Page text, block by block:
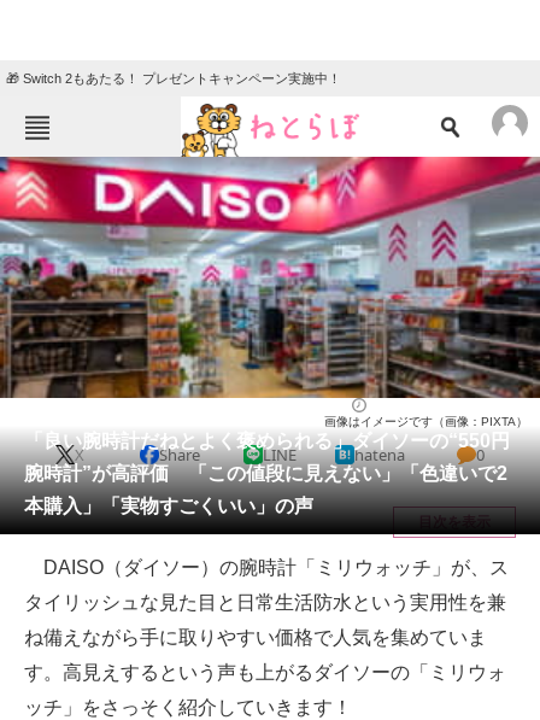
🎁 Switch 2もあたる！ プレゼントキャンペーン実施中！
ねとらぼメニュー
TOP ニュース
エンタメ クイズ
グルメ 地域
住まい 教育・育児
動物 リサーチ
会員記事
メディア
注目記事を集めた総合ページ
ITの今と未来を見通す
スマホと通信の最新トレンド
進化するPCとデバイスの未来
「良い腕時計だねとよく褒められる」ダイソーの“550円
腕時計”が高評価 「この値段に見えない」「色違いで2
本購入」「実物すごくいい」の声
画像はイメージです（画像：PIXTA）
X Share LINE hatena 0
目次を表示
DAISO（ダイソー）の腕時計「ミリウォッチ」が、ス
タイリッシュな見た目と日常生活防水という実用性を兼
ね備えながら手に取りやすい価格で人気を集めていま
す。高見えするという声も上がるダイソーの「ミリウォ
ッチ」をさっそく紹介していきます！